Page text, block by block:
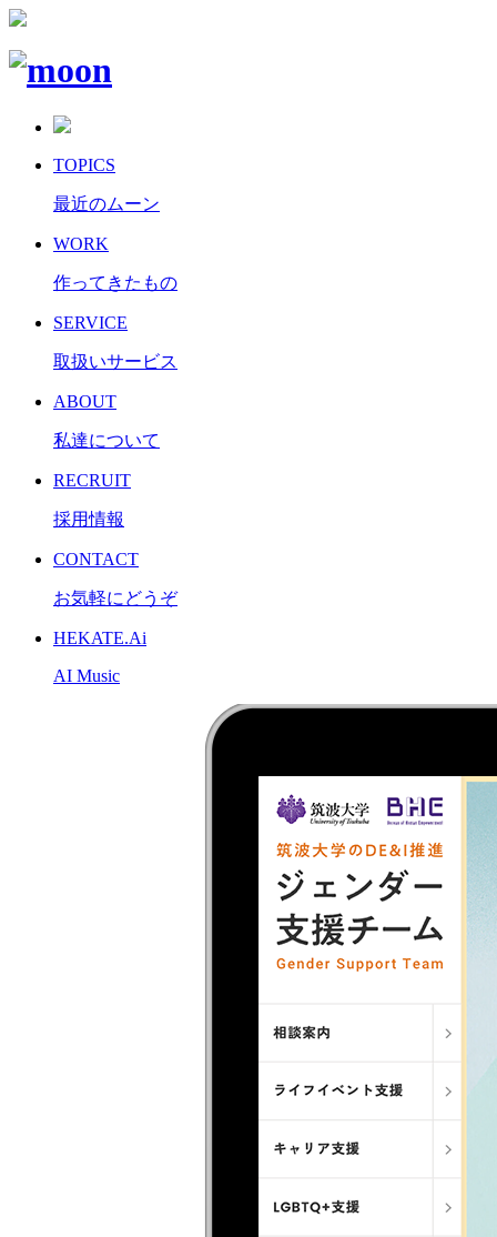
TOPICS
最近のムーン
WORK
作ってきたもの
SERVICE
取扱いサービス
ABOUT
私達について
RECRUIT
採用情報
CONTACT
お気軽にどうぞ
HEKATE.Ai
AI Music